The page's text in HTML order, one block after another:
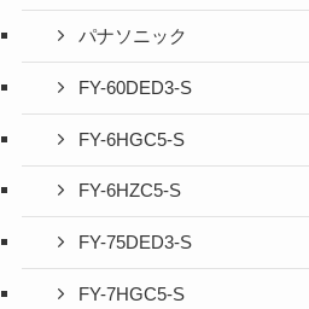
パナソニック
FY-60DED3-S
FY-6HGC5-S
FY-6HZC5-S
FY-75DED3-S
FY-7HGC5-S